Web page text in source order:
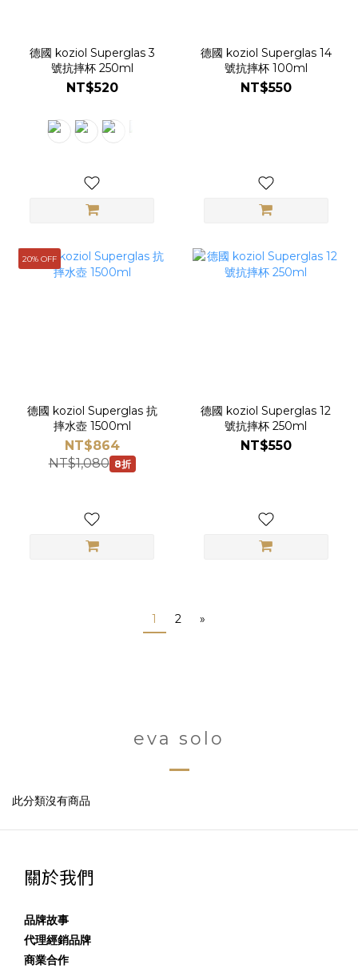
德國 koziol Superglas 3
號抗摔杯 250ml
NT$520
德國 koziol Superglas 14
號抗摔杯 100ml
NT$550
20% OFF
德國 koziol Superglas 抗
摔水壺 1500ml
NT$864
NT$1,080 8折
德國 koziol Superglas 12
號抗摔杯 250ml
NT$550
1 2 »
eva solo
此分類沒有商品
關於我們
品牌故事
代理經銷品牌
商業合作